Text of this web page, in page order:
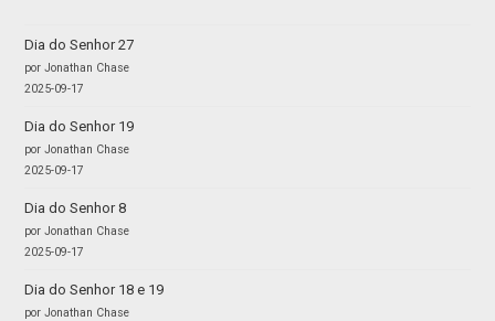
Dia do Senhor 27
por Jonathan Chase
2025-09-17
Dia do Senhor 19
por Jonathan Chase
2025-09-17
Dia do Senhor 8
por Jonathan Chase
2025-09-17
Dia do Senhor 18 e 19
por Jonathan Chase